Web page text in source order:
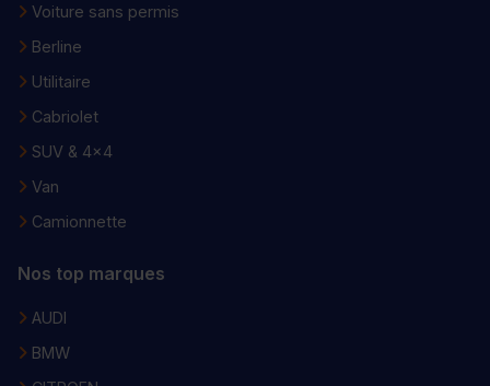
Voiture sans permis
Berline
Utilitaire
Cabriolet
SUV & 4x4
Van
Camionnette
Nos top marques
AUDI
BMW